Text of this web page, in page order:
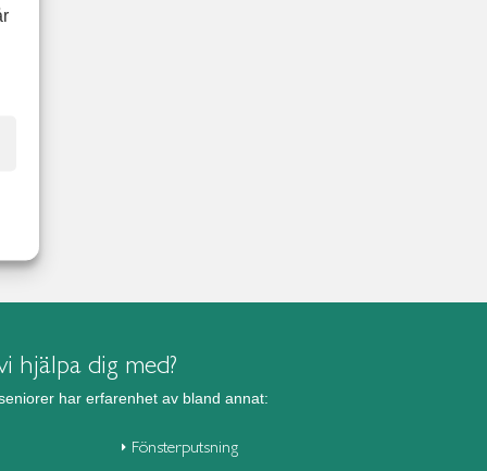
hjälpa dig med?
har erfarenhet av bland annat:
Fönsterputsning